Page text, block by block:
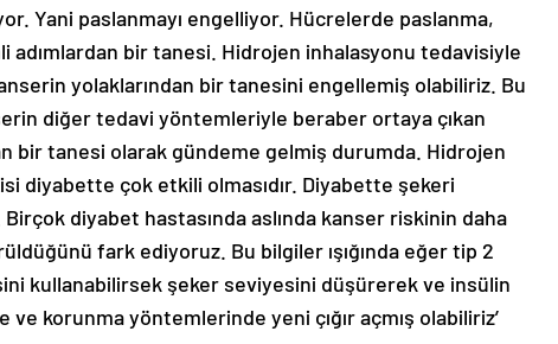
Yani paslanmayı engelliyor. Hücrelerde paslanma,
adımlardan bir tanesi. Hidrojen inhalasyonu tedavisiyle
yolaklarından bir tanesini engellemiş olabiliriz. Bu
diğer tedavi yöntemleriyle beraber ortaya çıkan
bir tanesi olarak gündeme gelmiş durumda. Hidrojen
diyabette çok etkili olmasıdır. Diyabette şekeri
diyabet hastasında aslında kanser riskinin daha
fark ediyoruz. Bu bilgiler ışığında eğer tip 2
kullanabilirsek şeker seviyesini düşürerek ve insülin
korunma yöntemlerinde yeni çığır açmış olabiliriz’